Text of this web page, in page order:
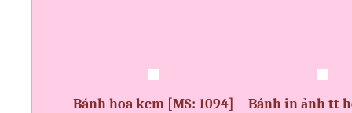
Bánh hoa kem [MS: 1094]
Bánh in ảnh tt